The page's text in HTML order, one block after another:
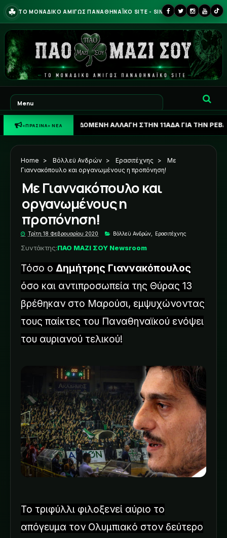
☘ ΤΟ ΜΟΝΑΔΙΚΟ ΑΜΙΓΩΣ ΠΑΝΑΘΗΝΑΪΚΟ SITE - SINCE 2013
«ΠΡΑΣΙΝΑ» ΝΕΑ
Η ΔΕΔΟΜΕΝΗ ΑΛΛΑΓΗ ΣΤΗΝ 11ΑΔΑ ΓΙΑ ΤΗΝ ΡΕΒΑΝΣ ΜΕ ΤΣΣΚΑ
Home > Βόλλεϋ Ανδρών > Ερασιτέχνης >
Με
Γιαννακόπουλο και οργανωμένους η προπόνηση!
Με Γιαννακόπουλο και
οργανωμένους η
προπόνηση!
Τρίτη 18 Φεβρουαρίου 2020 Βόλλεϋ Ανδρών Ερασιτέχνης
Συντάκτης:ΠΑΟ ΜΑΖΙ ΣΟΥ Newsroom
Τόσο ο Δημήτρης Γιαννακόπουλος
όσο και αντιπροσωπεία της Θύρας 13
βρέθηκαν στο Μαρούσι, εμψυχώνοντας
τους παίκτες του Παναθηναϊκού ενόψει
του αυριανού τελικού!
Το τριφύλλι φιλοξενεί αύριο το
απόγευμα τον Ολυμπιακό στον δεύτερο